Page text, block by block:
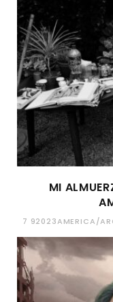
MI
7 92023AMERICA/